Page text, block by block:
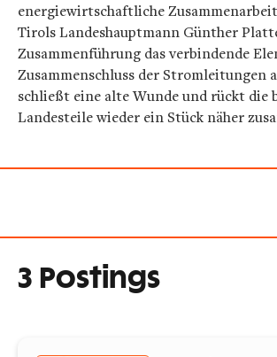
energiewirtschaftliche
Tirols Landeshauptmann Günther
Zusammenführung das verbindende
Zusammenschluss der Stromleitungen
schließt eine alte Wunde und rückt die
Landesteile wieder ein Stück näher
3 Postings